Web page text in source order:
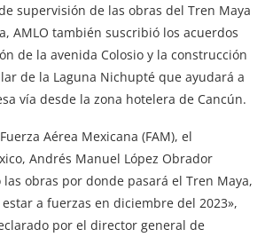
supervisión de las obras del Tren Maya
AMLO también suscribió los acuerdos
de la avenida Colosio y la construcción
de la Laguna Nichupté que ayudará a
vía desde la zona hotelera de Cancún.
Aérea Mexicana (FAM), el
Andrés Manuel López Obrador
las obras por donde pasará el Tren Maya,
a fuerzas en diciembre del 2023»,
por el director general de